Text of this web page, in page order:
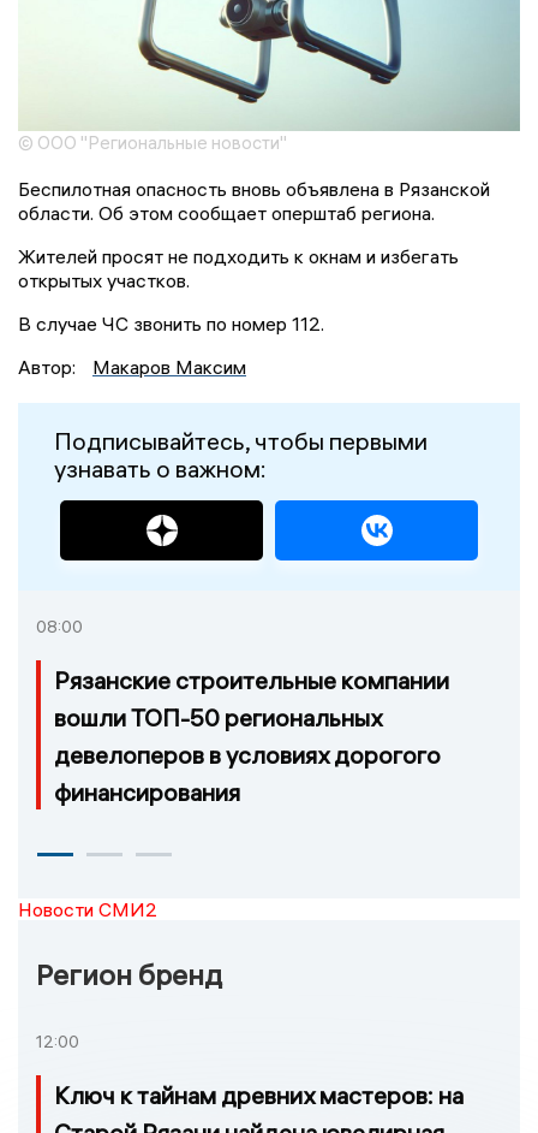
© ООО "Региональные новости"
Беспилотная опасность вновь объявлена в Рязанской
области. Об этом сообщает оперштаб региона.
Жителей просят не подходить к окнам и избегать
открытых участков.
В случае ЧС звонить по номер 112.
Автор:
Макаров Максим
Подписывайтесь, чтобы первыми
узнавать о важном:
08:00
Рязанские строительные компании
вошли ТОП-50 региональных
девелоперов в условиях дорогого
финансирования
Новости СМИ2
Регион бренд
12:00
Ключ к тайнам древних мастеров: на